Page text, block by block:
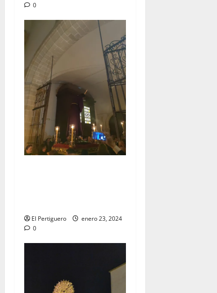
0
El Pertiguero
enero 23, 2024
0